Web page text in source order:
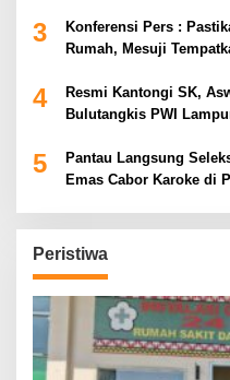
3
Konferensi Pers :
Rumah, Mesuji
4
Resmi Kantongi SK,
Bulutangkis PWI
5
Pantau Langsung
Emas Cabor Karoke di
Peristiwa